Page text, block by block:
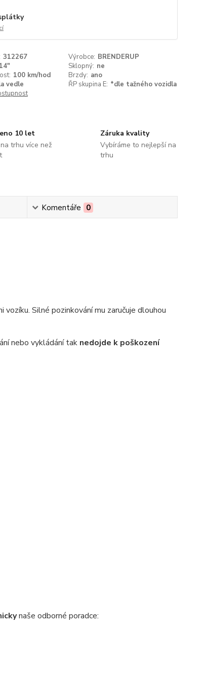
312267 Výrobce: BRENDERUP
14" Sklopný: ne
100 km/hod Brzdy: ano
vedle ŘP skupina E: *dle tažného vozidla
10 let
na trhu více než
Záruka kvality
Vybíráme to nejlepší na
trhu
Komentáře 0
Silné pozinkování mu zaručuje dlouhou
nebo vykládání tak nedojde k poškození
naše odborné poradce: